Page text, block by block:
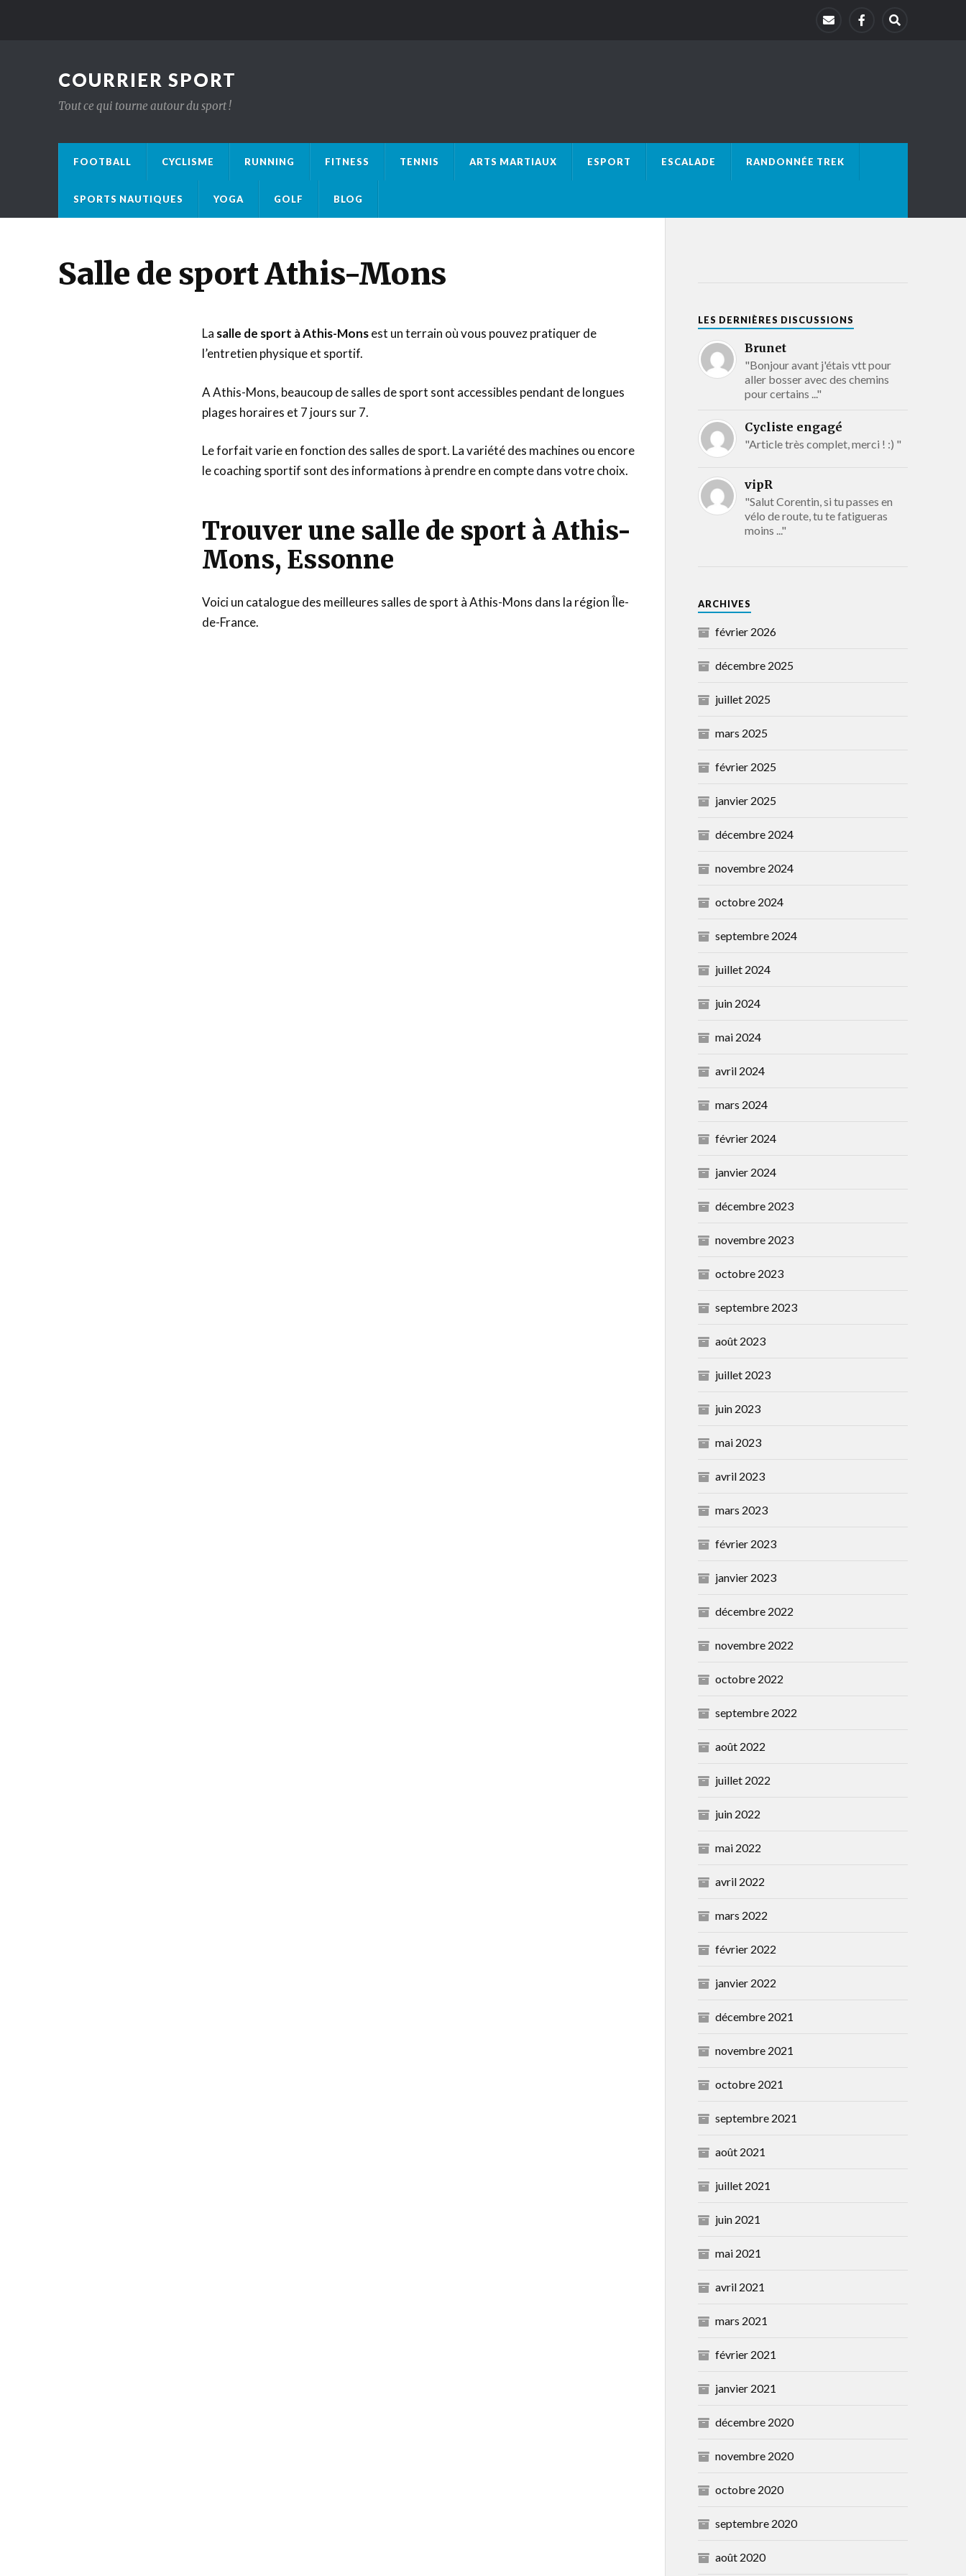
COURRIER SPORT
Tout ce qui tourne autour du sport !
FOOTBALL CYCLISME RUNNING FITNESS TENNIS ARTS MARTIAUX ESPORT ESCALADE RANDONNÉE TREK
SPORTS NAUTIQUES YOGA GOLF BLOG
Salle de sport Athis-Mons
La salle de sport à Athis-Monsest un terrain où vous pouvez pratiquer de
l’entretien physique et sportif.
A Athis-Mons, beaucoup de salles de sport sont accessibles pendant de longues
plages horaires et 7 jours sur 7.
Le forfait varie en fonction des salles de sport. La variété des machines ou encore
le coaching sportif sont des informations à prendre en compte dans votre choix.
Trouver une salle de sport à Athis-
Mons, Essonne
Voici un catalogue des meilleures salles de sport à Athis-Mons dans la région Île-
de-France.
LES DERNIÈRES DISCUSSIONS
Brunet
"Bonjour avant j'étais vtt pour
aller bosser avec des chemins
pour certains ..."
Cycliste engagé
"Article très complet, merci ! :) "
vipR
"Salut Corentin, si tu passes en
vélo de route, tu te fatigueras
moins ..."
ARCHIVES
février 2026
décembre 2025
juillet 2025
mars 2025
février 2025
janvier 2025
décembre 2024
novembre 2024
octobre 2024
septembre 2024
juillet 2024
juin 2024
mai 2024
avril 2024
mars 2024
février 2024
janvier 2024
décembre 2023
novembre 2023
octobre 2023
septembre 2023
août 2023
juillet 2023
juin 2023
mai 2023
avril 2023
mars 2023
février 2023
janvier 2023
décembre 2022
novembre 2022
octobre 2022
septembre 2022
août 2022
juillet 2022
juin 2022
mai 2022
avril 2022
mars 2022
février 2022
janvier 2022
décembre 2021
novembre 2021
octobre 2021
septembre 2021
août 2021
juillet 2021
juin 2021
mai 2021
avril 2021
mars 2021
février 2021
janvier 2021
décembre 2020
novembre 2020
octobre 2020
septembre 2020
août 2020